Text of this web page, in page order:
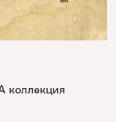
коллекция